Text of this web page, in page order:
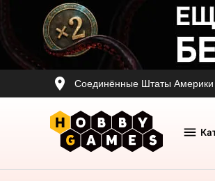
Соединённые Штаты Америки